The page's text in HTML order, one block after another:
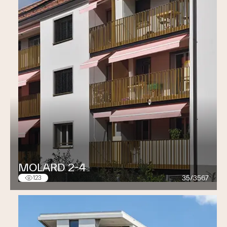
Principaux projets en cours
Centre de Congrès de Montreux Auditorium
Stravinski
acoustique des salles
Centre de Congrès de Montreux A400
acoustique des
salles, protection contre le bruit
Institut de Lavigny
acoustique des salles, protection
contre le bruit
Anciens Moulins de Rivazacoustique des salles,
protection contre le bruit
Palais de Beaulieu Diverses salles
salles
Raiffeisen acoustique des salles, protection contre le
bruit
Karl Steiner SA protection contre le bruit
MOLARD 2-4
123 35/3567